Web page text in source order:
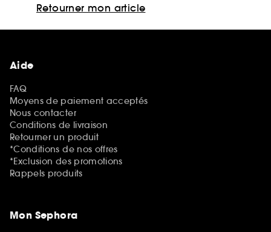
Retourner mon article
Aide
FAQ
Moyens de paiement acceptés
Nous contacter
Conditions de livraison
Retourner un produit
*Conditions de nos offres
*Exclusion des promotions
Rappels produits
Mon Sephora